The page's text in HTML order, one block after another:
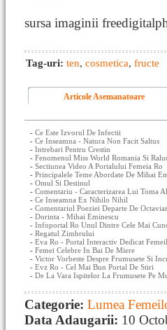
sursa imaginii
Tag-uri: ten, cosmetica, fructe
Articole Asemanatoare
- Ce Este Izvorul De Infectii
- Ce Inseamna - Natura Non Facit Saltus
- Intrebari Pentru Crestin
- Fenomenul Miss World Romania Si
- Sectiunea Video A Portalului Femeia Ro
- Principalele Teme Abordate De Mihai
- Omul Si Destinul
- Comentariu - Caracterizarea Lui Toma
- Ce Inseamna Ex Nihilo Nihil
- Comentariul Poeziei Departe De
- Dorinta - Mihai Eminescu
- Infoportal Ro Unul Dintre Cele Mai
- Regatul Zimbrului
- Eva Ro - Portal Interactiv Dedicat
- Femei Celebre In Bai De Miere
- Victor Vorbeste Despre Frumusete Si
- Evz Ro - Cel Mai Bun Portal De Stiri
- De La Vara Ispitelor La Frumusete Pe
Categorie: Lumea
Data Adaugarii: 10